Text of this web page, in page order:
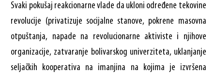
Svaki pokušaj reakcionarne vlade da ukloni određene tekovine
revolucije (privatizuje socijalne stanove, pokrene masovna
otpuštanja, napade na revolucionarne aktiviste i njihove
organizacije, zatvaranje bolivarskog univerziteta, uklanjanje
seljačkih kooperativa na imanjina na kojima je izvršena